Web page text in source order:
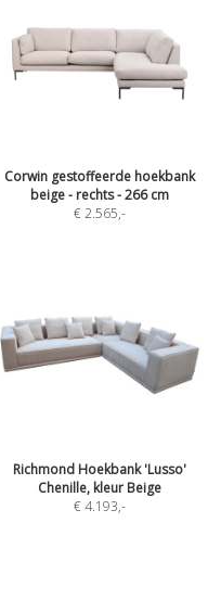
Corwin gestoffeerde hoekbank
beige - rechts - 266 cm
€ 2.565,-
Richmond Hoekbank 'Lusso'
Chenille, kleur Beige
€ 4.193,-